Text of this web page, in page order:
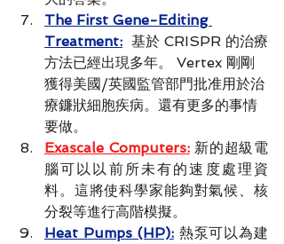
The First Gene-Editing
Treatment: 基於 CRISPR 的治療
方法已經出現多年。 Vertex 剛剛
獲得美國/英國監管部門批准用於治
療鐮狀細胞疾病。還有更多的事情
要做。
Exascale Computers: 新的超級電
腦可以以前所未有的速度處理資
料。這將使科學家能夠對氣候、核
分裂等進行高階模擬。
Heat Pumps (HP): 熱泵可以為建